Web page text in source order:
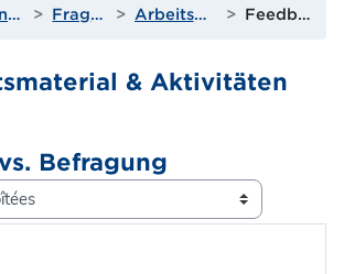
Häufige Fragen & Support zur Lernplattform Fragen? Antworten! Arbeitsmaterial & Aktivitäten Feedback vs. Befragung
& Aktivitäten
Befragung